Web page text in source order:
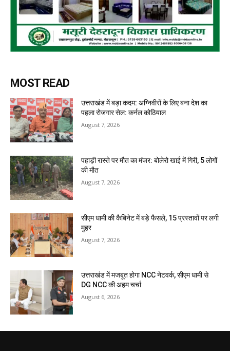
MOST READ
उत्तराखंड में बड़ा कदम: अग्निवीरों के लिए बना देश का
पहला रोजगार सेल: कर्नल कोठियाल
August 7, 2026
पहाड़ी रास्ते पर मौत का मंजर: बोलेरो खाई में गिरी, 5 लोगों
की मौत
August 7, 2026
सीएम धामी की कैबिनेट में बड़े फैसले, 15 प्रस्तावों पर लगी
मुहर
August 7, 2026
उत्तराखंड में मजबूत होगा NCC नेटवर्क, सीएम धामी से
DG NCC की अहम चर्चा
August 6, 2026